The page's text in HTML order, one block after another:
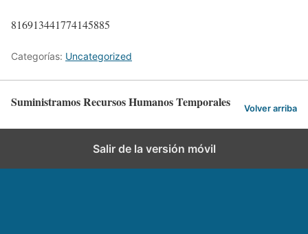
816913441774145885
Categorías: Uncategorized
Suministramos Recursos Humanos Temporales Volver arriba
Salir de la versión móvil